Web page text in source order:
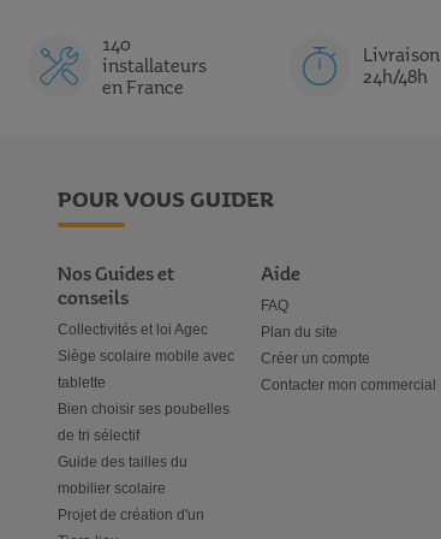
140
installateurs
en France
Livraison
24h/48h
POUR VOUS GUIDER
Nos Guides et
conseils
Collectivités et loi Agec
Siège scolaire mobile avec
tablette
Bien choisir ses poubelles
de tri sélectif
Guide des tailles du
mobilier scolaire
Projet de création d'un
Aide
FAQ
Plan du site
Créer un compte
Contacter mon commercial